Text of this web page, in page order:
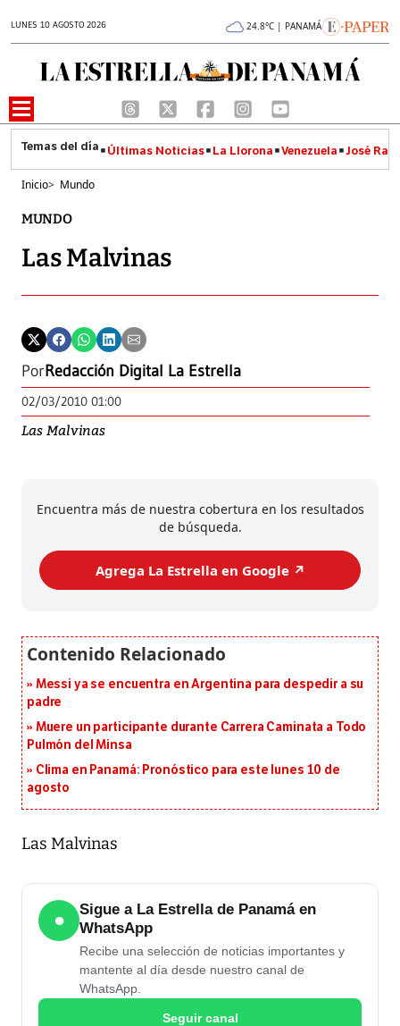
LUNES 10 AGOSTO 2026 24.8°C | PANAMÁ
Últimas Noticias La Llorona Venezuela José
Inicio> Mundo
MUNDO
Las Malvinas
PorRedacción Digital La Estrella
02/03/2010 01:00
Las Malvinas
Encuentra más de nuestra cobertura en los resultados
de búsqueda.
Agrega La Estrella en Google ↗️
Messi ya se encuentra en Argentina para despedir a su
padre
Muere un participante durante Carrera Caminata a Todo
Pulmón del Minsa
Clima en Panamá: Pronóstico para este lunes 10 de
agosto
Las Malvinas
●
Sigue a La Estrella de Panamá en
WhatsApp
Recibe una selección de noticias importantes y
mantente al día desde nuestro canal de
WhatsApp.
Seguir canal